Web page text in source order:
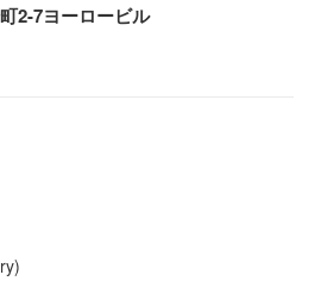
2-7ヨーロービル